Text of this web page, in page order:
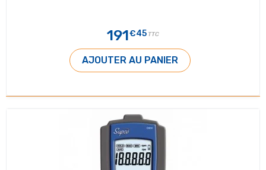
191€45 TTC
AJOUTER AU PANIER